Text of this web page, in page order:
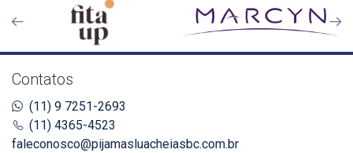
Contatos
(11) 9 7251-2693
(11) 4365-4523
faleconosco@pijamasluacheiasbc.com.br